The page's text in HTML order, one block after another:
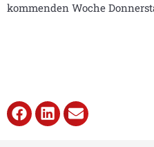
kommenden Woche